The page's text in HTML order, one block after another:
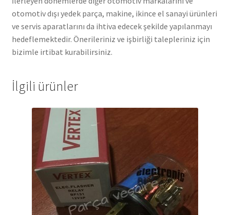
otomotiv dışı yedek parça, makine, ikince el sanayi ürünleri
ve servis aparatlarını da ihtiva edecek şekilde yapılanmayı
hedeflemektedir. Önerileriniz ve işbirliği talepleriniz için
bizimle irtibat kurabilirsiniz.
İlgili ürünler